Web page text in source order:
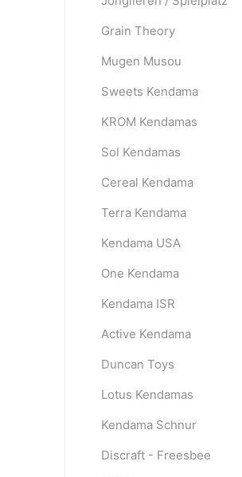
Grain Theory
Mugen Musou
Sweets Kendama
KROM Kendamas
Sol Kendamas
Cereal Kendama
Terra Kendama
Kendama USA
One Kendama
Kendama ISR
Active Kendama
Duncan Toys
Lotus Kendamas
Kendama Schnur
Discraft - Freesbee